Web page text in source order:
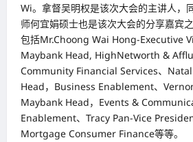
Wi。拿督吴明权是该次大会的主讲人，
师何宜娟硕士也是该次大会的分享嘉宾
包括Mr.Choong Wai Hong-Executive
Maybank Head, HighNetworth &
Community Financial Services、
Head，Business Enablement、
Maybank Head，Events &
Enablement、Tracy Pan-Vice
Mortgage Consumer Finance等等。